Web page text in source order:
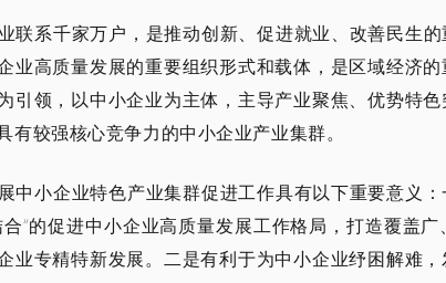
联系千家万户，是推动创新、促进就业、改善民生
业高质量发展的重要组织形式和载体，是区域经济
引领，以中小企业为主体，主导产业聚焦、优势特
有较强核心竞争力的中小企业产业集群。
中小企业特色产业集群促进工作具有以下重要意义
合”的促进中小企业高质量发展工作格局，打造覆盖
业专精特新发展。二是有利于为中小企业纾困解难